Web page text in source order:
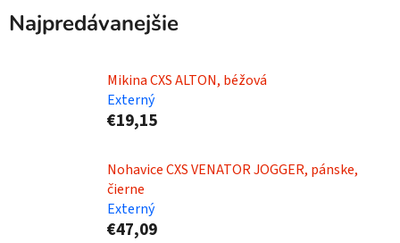
Najpredávanejšie
Mikina CXS ALTON, béžová
Externý
€19,15
Nohavice CXS VENATOR JOGGER, pánske,
čierne
Externý
€47,09